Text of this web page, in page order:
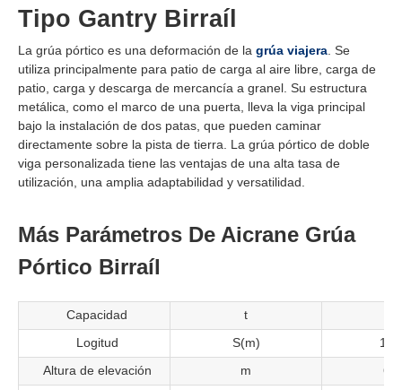
Tipo Gantry Birraíl
La grúa pórtico es una deformación de la grúa viajera . Se
utiliza principalmente para patio de carga al aire libre, carga de
patio, carga y descarga de mercancía a granel. Su estructura
metálica, como el marco de una puerta, lleva la viga principal
bajo la instalación de dos patas, que pueden caminar
directamente sobre la pista de tierra. La grúa pórtico de doble
viga personalizada tiene las ventajas de una alta tasa de
utilización, una amplia adaptabilidad y versatilidad.
Más Parámetros De Aicrane Grúa
Pórtico Birraíl
Capacidad t
Logitud S(m)
Altura de elevación m